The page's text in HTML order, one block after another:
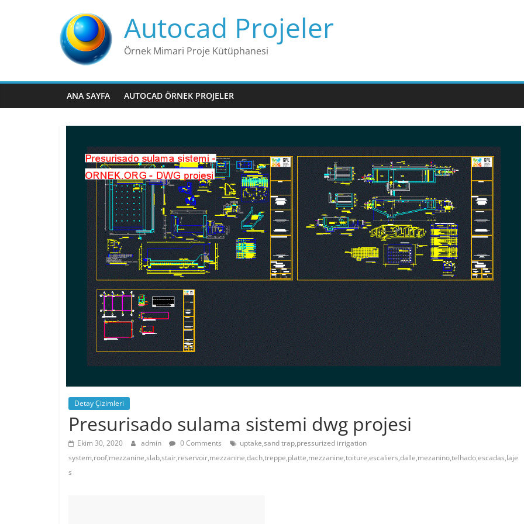
Autocad Projeler
Örnek Mimari Proje Kütüphanesi
ANA SAYFA AUTOCAD ÖRNEK PROJELER
Detay Çizimleri
Presurisado sulama sistemi dwg projesi
Ekim 30, 2020 admin 0 Comments
uptake,sand trap,pressurized irrigation
system,roof,mezzanine,slab,stair,reservoir,mezzanine,dach,treppe,platte,mezzanine,toiture,escaliers,dalle,mezanino,telhado,escadas,laje
s